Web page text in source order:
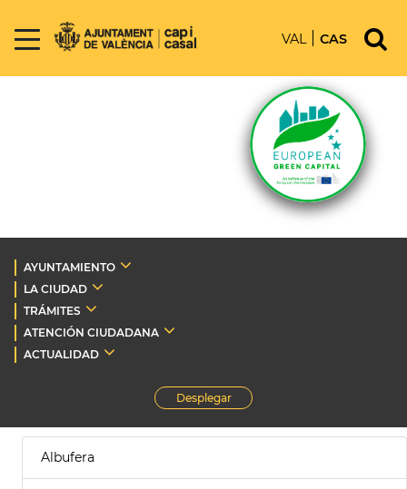
VAL CAS
AYUNTAMIENTO
LA CIUDAD
TRÁMITES
ATENCIÓN CIUDADANA
ACTUALIDAD
Desplegar
Albufera